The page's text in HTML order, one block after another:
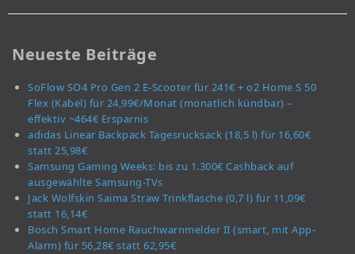
Neueste Beiträge
SoFlow SO4 Pro Gen 2 E-Scooter für 241€ + o2 Home S 50
Flex (Kabel) für 24,99€/Monat (monatlich kündbar) –
effektiv ~464€ Ersparnis
adidas Linear Backpack Tagesrucksack (18,5 l) für 16,60€
statt 25,98€
Samsung Gaming Weeks: bis zu 1.300€ Cashback auf
ausgewählte Samsung-TVs
Jack Wolfskin Saima Straw Trinkflasche (0,7 l) für 11,09€
statt 16,14€
Bosch Smart Home Rauchwarnmelder II (smart, mit App-
Alarm) für 56,28€ statt 62,95€